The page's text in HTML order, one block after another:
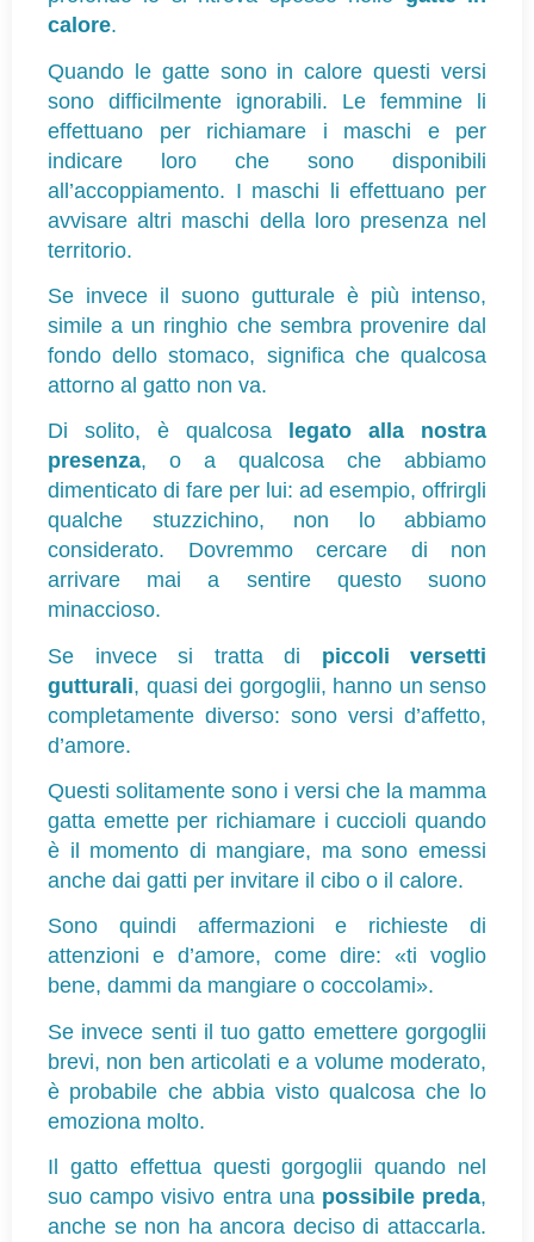
calore.
Quando le gatte sono in calore questi versi
sono difficilmente ignorabili. Le femmine li
effettuano per richiamare i maschi e per
indicare loro che sono disponibili
all’accoppiamento. I maschi li effettuano per
avvisare altri maschi della loro presenza nel
territorio.
Se invece il suono gutturale è più intenso,
simile a un ringhio che sembra provenire dal
fondo dello stomaco, significa che qualcosa
attorno al gatto non va.
Di solito, è qualcosa
legato alla nostra
presenza, o a qualcosa che abbiamo
dimenticato di fare per lui: ad esempio, offrirgli
qualche stuzzichino, non lo abbiamo
considerato. Dovremmo cercare di non
arrivare mai a sentire questo suono
minaccioso.
Se invece si tratta di piccoli versetti
gutturali, quasi dei gorgoglii, hanno un senso
completamente diverso: sono versi d’affetto,
d’amore.
Questi solitamente sono i versi che la mamma
gatta emette per richiamare i cuccioli quando
è il momento di mangiare, ma sono emessi
anche dai gatti per invitare il cibo o il calore.
Sono quindi affermazioni e richieste di
attenzioni e d’amore, come dire: «ti voglio
bene, dammi da mangiare o coccolami».
Se invece senti il tuo gatto emettere gorgoglii
brevi, non ben articolati e a volume moderato,
è probabile che abbia visto qualcosa che lo
emoziona molto.
Il gatto effettua questi gorgoglii quando nel
suo campo visivo entra una possibile preda,
anche se non ha ancora deciso di attaccarla.